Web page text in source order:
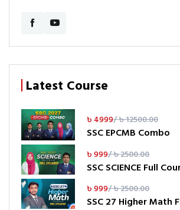
Latest Course
৳ 4999/ ৳ 12500.00
SSC EPCMB Combo
৳ 999/ ৳ 2500.00
SSC SCIENCE Full
৳ 999/ ৳ 2500.00
SSC 27 Higher Math